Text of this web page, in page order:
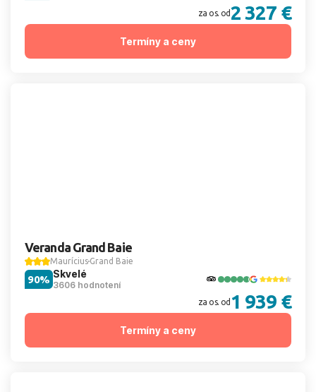
za os. od2 327 €
Termíny a ceny
Veranda Grand Baie
Maurícius Grand Baie
Skvelé
3606 hodnotení
90%
za os. od 1 939 €
Termíny a ceny